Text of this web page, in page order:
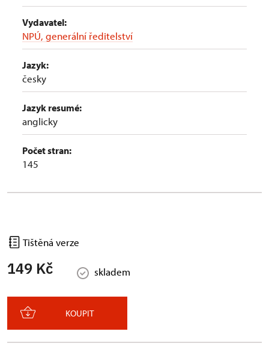
Vydavatel:
NPÚ, generální ředitelství
Jazyk:
česky
Jazyk resumé:
anglicky
Počet stran:
145
Tištěná verze
149 Kč skladem
KOUPIT